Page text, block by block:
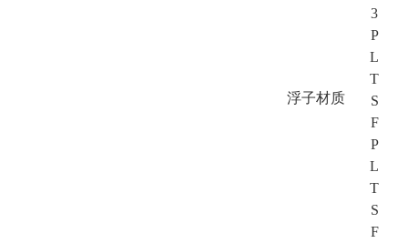
3
浮子材质
P
L
T
S
F
P
L
T
S
F